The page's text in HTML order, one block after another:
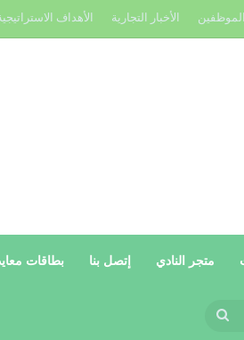
الأخبار التجارية الأهداف
متجر النادي إتصل بنا بطاقات